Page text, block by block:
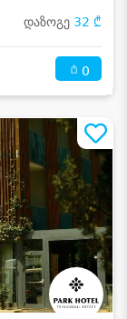
დაზოგე 32 ₾
0